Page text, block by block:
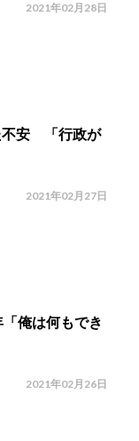
2021年02月28日
不安 「行政が
2021年02月27日
俺は何もでき
2021年02月26日